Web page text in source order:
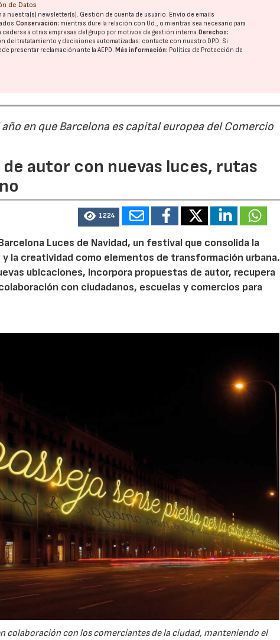
de Datos
nuestra(s) newsletter(s). Gestión de cuenta de usuario. Envío de emails
Conservación: mientras dure la relación con Ud., o mientras sea necesario para
cederse a otras empresas del grupo por motivos de gestión interna. Derechos:
tratatamiento y decisiones automatizadas: contacte con nuestro DPD. Si
presentar reclamación ante laAEPD. Más información: Política de Protección de
en que Barcelona es capital europea del Comercio
autor con nuevas luces, rutas
1224
Luces de Navidad, un festival que consolida la
la creatividad como elementos de transformación urbana.
ubicaciones, incorpora propuestas de autor, recupera
con ciudadanos, escuelas y comercios para
colaboración con los comerciantes de la ciudad, manteniendo el